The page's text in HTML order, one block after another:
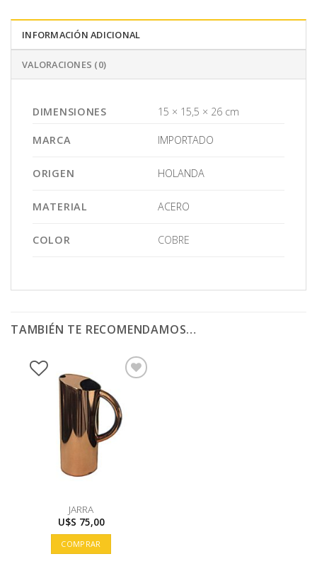
INFORMACIÓN ADICIONAL
VALORACIONES (0)
DIMENSIONES 15 × 15,5 × 26 cm
MARCA IMPORTADO
ORIGEN HOLANDA
MATERIAL ACERO
COLOR COBRE
TAMBIÉN TE RECOMENDAMOS…
JARRA
U$S 75,00
COMPRAR